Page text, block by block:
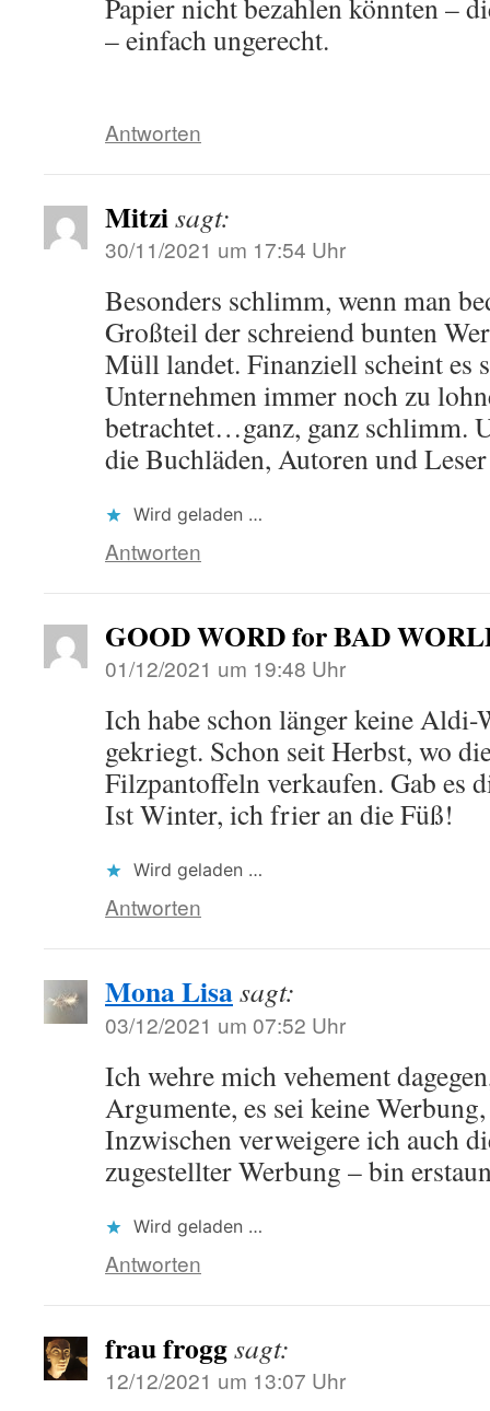
Papier nicht bezahlen könnten –
– einfach ungerecht.
Antworten
Mitzisagt:
30/11/2021 um 17:54 Uhr
Besonders schlimm, wenn man
Großteil der schreiend bunten
Müll landet. Finanziell scheint es
Unternehmen immer noch zu
betrachtet…ganz, ganz schlimm.
die Buchläden, Autoren und
Wird geladen …
Antworten
GOOD WORD for BAD
01/12/2021 um 19:48 Uhr
Ich habe schon länger keine Aldi-
gekriegt. Schon seit Herbst, wo
Filzpantoffeln verkaufen. Gab es
Ist Winter, ich frier an die Füß!
Wird geladen …
Antworten
Mona Lisasagt:
03/12/2021 um 07:52 Uhr
Ich wehre mich vehement
Argumente, es sei keine
Inzwischen verweigere ich auch
zugestellter Werbung – bin
Wird geladen …
Antworten
frau froggsagt:
12/12/2021 um 13:07 Uhr